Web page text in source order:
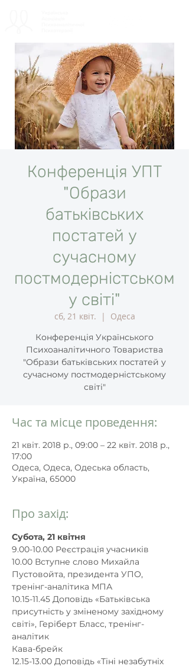
Конференція УПТ
"Образи
батьківських
постатей у
сучасному
постмодерністськом
у світі"
сб, 21 квіт.
  |
Одеса
Конференція Українського
Психоаналітичного Товариства
"Образи батьківських постатей у
сучасному постмодерністському
світі"
Час та місце проведення:
21 квіт. 2018 р., 09:00 – 22 квіт. 2018 р.,
17:00
Одеса, Одеса, Одеська область,
Україна, 65000
Про захід:
9.00-10.00 Реєстрація учасників
10.00 Вступне слово Михайла
Пустовойта, президента УПО,
тренінг-аналітика МПА
10.15-11.45 Доповідь «Батьківська
присутність у зміненому західному
світі», Геріберт Бласс, тренінг-
аналітик
Кава-брейк
12.15-13.00 Доповідь «Тіні незабутніх